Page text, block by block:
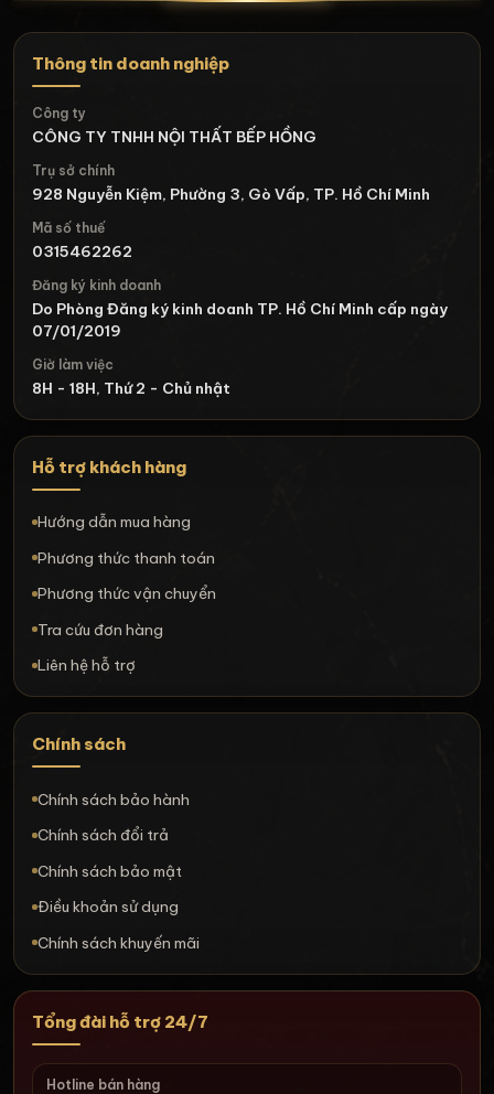
Thông tin doanh nghiệp
Công ty
CÔNG TY TNHH NỘI THẤT BẾP HỒNG
Trụ sở chính
928 Nguyễn Kiệm, Phường 3, Gò Vấp, TP. Hồ Chí Minh
Mã số thuế
0315462262
Đăng ký kinh doanh
Do Phòng Đăng ký kinh doanh TP. Hồ Chí Minh cấp ngày
07/01/2019
Giờ làm việc
8H - 18H, Thứ 2 - Chủ nhật
Hỗ trợ khách hàng
Hướng dẫn mua hàng
Phương thức thanh toán
Phương thức vận chuyển
Tra cứu đơn hàng
Liên hệ hỗ trợ
Chính sách
Chính sách bảo hành
Chính sách đổi trả
Chính sách bảo mật
Điều khoản sử dụng
Chính sách khuyến mãi
Tổng đài hỗ trợ 24/7
Hotline bán hàng